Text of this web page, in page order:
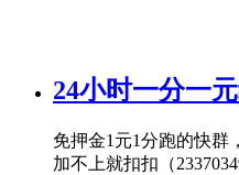
24小时一分一
免押金1元1分跑的快群
加不上就扣扣（